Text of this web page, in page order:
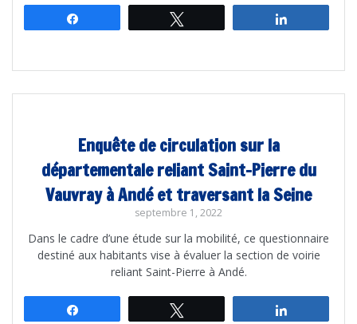
Enquête de circulation sur la
départementale reliant Saint-Pierre du
Vauvray à Andé et traversant la Seine
septembre 1, 2022
Dans le cadre d’une étude sur la mobilité, ce questionnaire
destiné aux habitants vise à évaluer la section de voirie
reliant Saint-Pierre à Andé.